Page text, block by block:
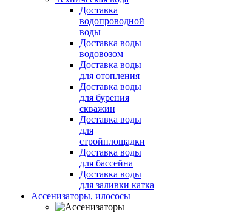
Доставка
водопроводной
воды
Доставка воды
водовозом
Доставка воды
для отопления
Доставка воды
для бурения
скважин
Доставка воды
для
стройплощадки
Доставка воды
для бассейна
Доставка воды
для заливки катка
Ассенизаторы, илососы